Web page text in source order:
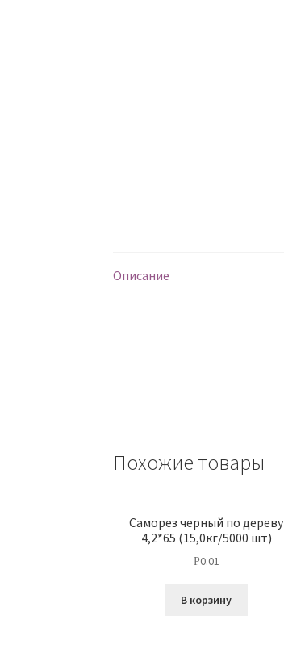
Описание
Похожие товары
Саморез черный по дереву
4,2*65 (15,0кг/5000 шт)
Р0.01
В корзину